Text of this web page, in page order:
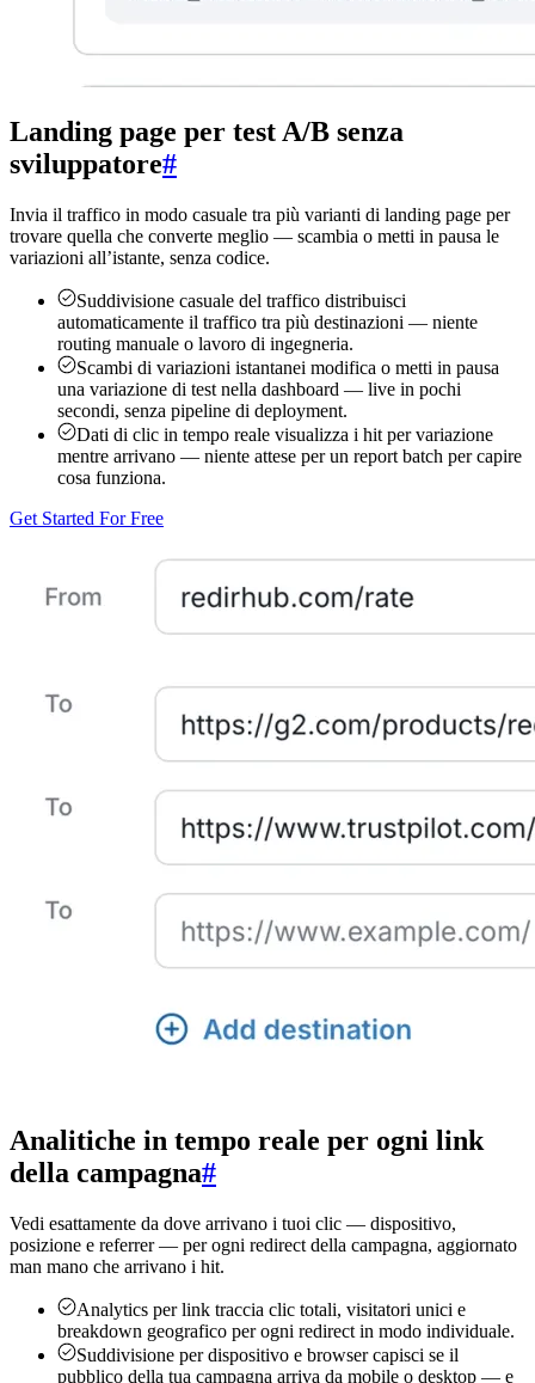
Landing page per test A/B senza
sviluppatore#
Invia il traffico in modo casuale tra più varianti di landing page per
trovare quella che converte meglio — scambia o metti in pausa le
variazioni all’istante, senza codice.
Suddivisione casuale del traffico distribuisci
automaticamente il traffico tra più destinazioni — niente
routing manuale o lavoro di ingegneria.
Scambi di variazioni istantanei modifica o metti in pausa
una variazione di test nella dashboard — live in pochi
secondi, senza pipeline di deployment.
Dati di clic in tempo reale visualizza i hit per variazione
mentre arrivano — niente attese per un report batch per capire
cosa funziona.
Get Started For Free
Analitiche in tempo reale per ogni link
della campagna#
Vedi esattamente da dove arrivano i tuoi clic — dispositivo,
posizione e referrer — per ogni redirect della campagna, aggiornato
man mano che arrivano i hit.
Analytics per link traccia clic totali, visitatori unici e
breakdown geografico per ogni redirect in modo individuale.
Suddivisione per dispositivo e browsercapisci se il
pubblico della tua campagna arriva da mobile o desktop — e